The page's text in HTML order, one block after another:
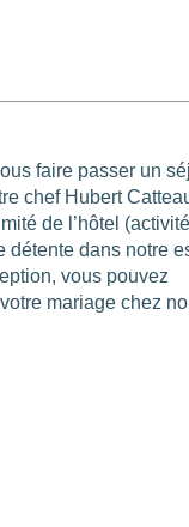
faire passer un
chef Hubert
de l’hôtel
détente dans notre
vous pouvez
mariage chez